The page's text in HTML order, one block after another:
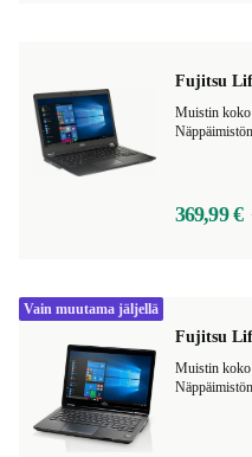
Fujitsu
369,99 €
Fujitsu
Vain muutama jäljellä